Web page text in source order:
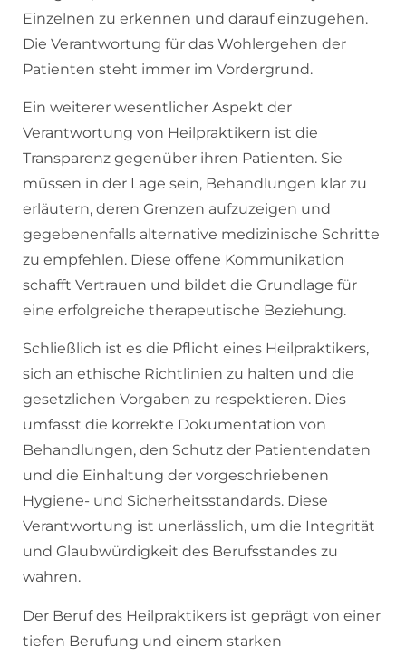
Einzelnen zu erkennen und darauf einzugehen.
Die Verantwortung für das Wohlergehen der
Patienten steht immer im Vordergrund.
Ein weiterer wesentlicher Aspekt der
Verantwortung von Heilpraktikern ist die
Transparenz gegenüber ihren Patienten. Sie
müssen in der Lage sein, Behandlungen klar zu
erläutern, deren Grenzen aufzuzeigen und
gegebenenfalls alternative medizinische Schritte
zu empfehlen. Diese offene Kommunikation
schafft Vertrauen und bildet die Grundlage für
eine erfolgreiche therapeutische Beziehung.
Schließlich ist es die Pflicht eines Heilpraktikers,
sich an ethische Richtlinien zu halten und die
gesetzlichen Vorgaben zu respektieren. Dies
umfasst die korrekte Dokumentation von
Behandlungen, den Schutz der Patientendaten
und die Einhaltung der vorgeschriebenen
Hygiene- und Sicherheitsstandards. Diese
Verantwortung ist unerlässlich, um die Integrität
und Glaubwürdigkeit des Berufsstandes zu
wahren.
Der Beruf des Heilpraktikers ist geprägt von einer
tiefen Berufung und einem starken